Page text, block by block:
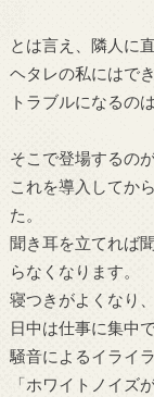
とは言え、隣人に
ヘタレの私にはでき
トラブルになるの
そこで登場するの
これを導入してか
た。
聞き耳を立てれば
らなくなります。
寝つきがよくなり
日中は仕事に集中
騒音によるイライ
「ホワイトノイズ